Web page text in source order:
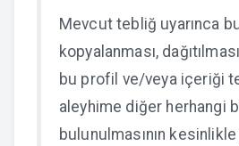
Mevcut tebliğ uyarınca
kopyalanması,
bu profil ve/veya içeriği
aleyhime diğer herhangi
bulunulmasının